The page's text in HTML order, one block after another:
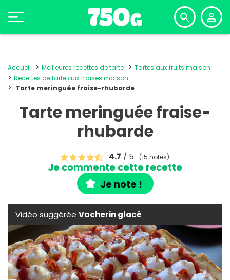
Accueil Meilleures recettes de tarte
Tartes aux fruits maison
Recettes de tarte aux fraises maison
Tarte meringuée fraise-rhubarde
Tarte meringuée fraise-
rhubarde
4.7 / 5 (15 notes)
Je commente cette recette
Je note !
Vidéo suggérée Vacherin glacé